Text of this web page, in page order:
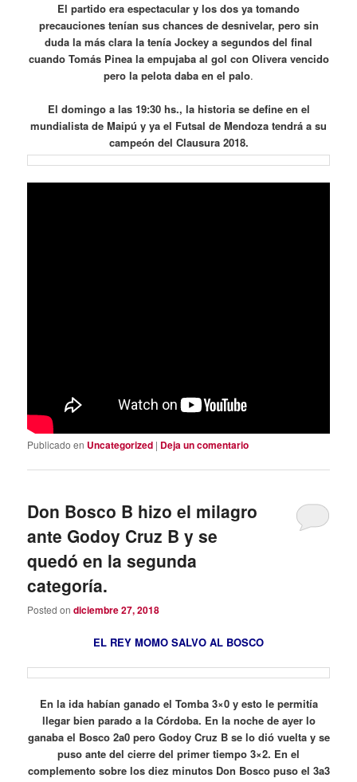
El partido era espectacular y los dos ya tomando
precauciones tenían sus chances de desnivelar, pero sin
duda la más clara la tenía Jockey a segundos del final
cuando Tomás Pinea la empujaba al gol con Olivera vencido
pero la pelota daba en el palo.
El domingo a las 19:30 hs., la historia se define en el
mundialista de Maipú y ya el Futsal de Mendoza tendrá a su
campeón del Clausura 2018.
Publicado en Uncategorized | Deja un comentario
Don Bosco B hizo el milagro
ante Godoy Cruz B y se
quedó en la segunda
categoría.
Posted ondiciembre 27, 2018
EL REY MOMO SALVO AL BOSCO
En la ida habían ganado el Tomba 3×0 y esto le permitía
llegar bien parado a la Córdoba. En la noche de ayer lo
ganaba el Bosco 2a0 pero Godoy Cruz B se lo dió vuelta y se
puso ante del cierre del primer tiempo 3×2. En el
complemento sobre los diez minutos Don Bosco puso el 3a3